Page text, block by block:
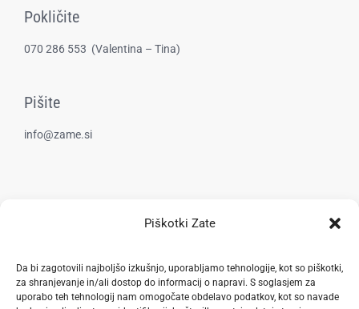
Piškotki Zate
Da bi zagotovili najboljšo izkušnjo, uporabljamo tehnologije, kot so piškotki,
za shranjevanje in/ali dostop do informacij o napravi. S soglasjem za
uporabo teh tehnologij nam omogočate obdelavo podatkov, kot so navade
Pokličite
070 286 553 (​Valentina – Tina)
Pišite
info@zame.si